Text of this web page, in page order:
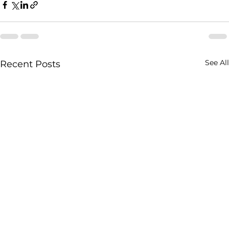
Recent Posts See All